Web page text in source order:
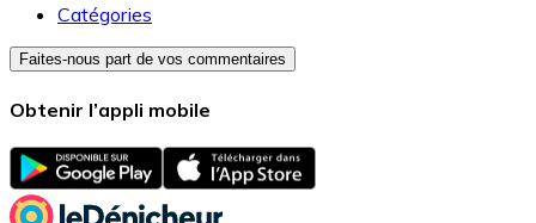
Catégories
Faites-nous part de vos commentaires
Obtenir l’appli mobile